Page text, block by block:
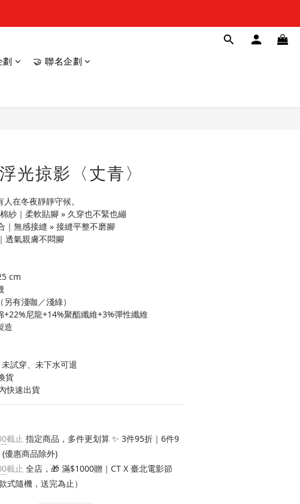
劃 🤝 聯名企劃
光掠影〈丈青〉
在冬夜靜靜守候。
紗｜柔軟貼腳 » 久穿也不緊也繃
｜無感接縫 » 接縫平整不磨腳
透氣親膚不悶腳
cm
另有淺咖／淺綠）
+22%尼龍+14%聚酯纖維+3%彈性纖維
造
試穿、未下水可退
貨
快速出貨
截止 指定商品，多件更划算 ✨ 3件95折｜6件9
優惠商品除外)
截止 全店，🎁 滿$1000贈｜CT X 臺北電影節
式隨機，送完為止）